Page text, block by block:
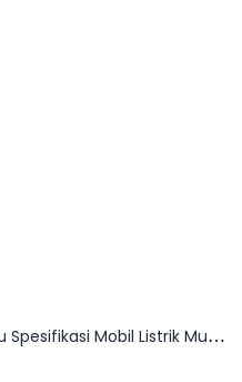
VinFast VF 2 vs Wuling Air ev, Adu Spesifikasi Mobil Listrik Mungil Terbaru!